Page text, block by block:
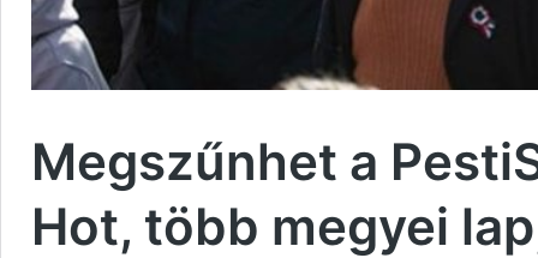
Megszűnhet a
Hot, több megyei